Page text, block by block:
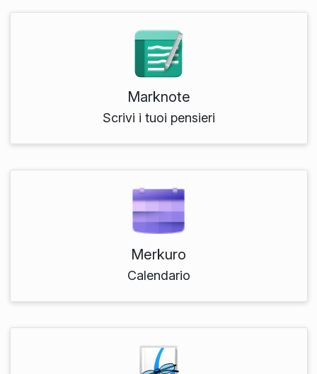
Marknote
Scrivi i tuoi pensieri
Merkuro
Calendario